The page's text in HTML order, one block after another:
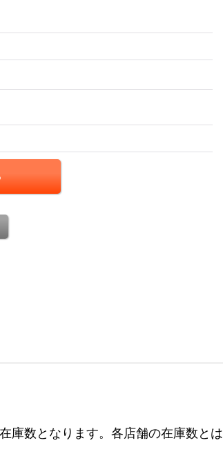
庫数となります。各店舗の在庫数とは